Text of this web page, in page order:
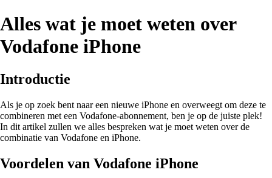
Alles wat je moet weten over
Vodafone iPhone
Introductie
Als je op zoek bent naar een nieuwe iPhone en overweegt om deze te
combineren met een Vodafone-abonnement, ben je op de juiste plek!
In dit artikel zullen we alles bespreken wat je moet weten over de
combinatie van Vodafone en iPhone.
Voordelen van Vodafone iPhone